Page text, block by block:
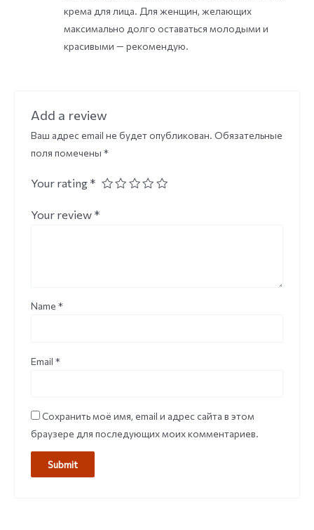
крема для лица. Для женщин, желающих
максимально долго оставаться молодыми и
красивыми — рекомендую.
Add a review
Ваш адрес email не будет опубликован. Обязательные
поля помечены *
Your rating *
Your review *
Name *
Email *
Сохранить моё имя, email и адрес сайта в этом
браузере для последующих моих комментариев.